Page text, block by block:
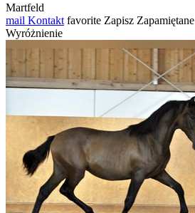
Martfeld
mail Kontakt favorite Zapisz Zapamiętane
Wyróżnienie